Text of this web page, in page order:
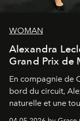
WOMAN
Alexandra
Grand Prix de
En compagnie de
bord du circuit,
naturelle et une